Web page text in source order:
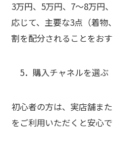
3万円、5万円、7〜8万円
応じて、主要な3点（着物
割を配分されることをおす
5． 購入チャネルを選ぶ
初心者の方は、実店舗ま
をご利用いただくと安心で